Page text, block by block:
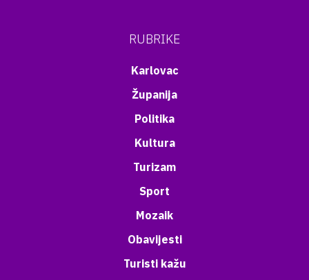
RUBRIKE
Karlovac
Županija
Politika
Kultura
Turizam
Sport
Mozaik
Obavijesti
Turisti kažu